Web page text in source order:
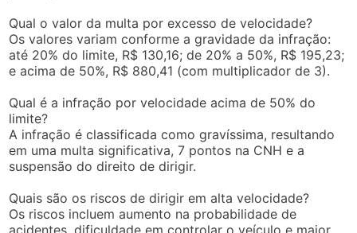
Qual o valor da multa por excesso de velocidade?
Os valores variam conforme a gravidade da infração:
até 20% do limite, R$ 130,16; de 20% a 50%, R$ 195,23;
e acima de 50%, R$ 880,41 (com multiplicador de 3).
Qual é a infração por velocidade acima de 50% do
limite?
A infração é classificada como gravíssima, resultando
em uma multa significativa, 7 pontos na CNH e a
suspensão do direito de dirigir.
Quais são os riscos de dirigir em alta velocidade?
Os riscos incluem aumento na probabilidade de
acidentes, dificuldade em controlar o veículo e maior